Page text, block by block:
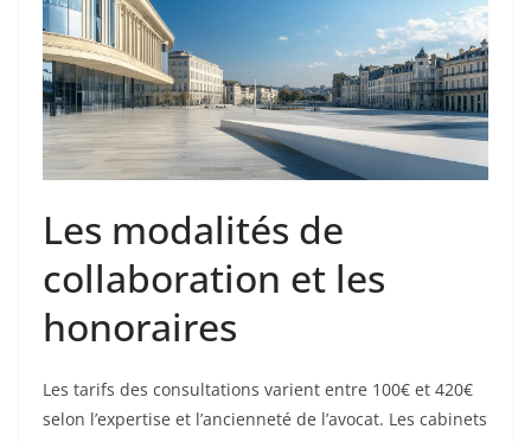
Les modalités de
collaboration et les
honoraires
Les tarifs des consultations varient entre 100€ et 420€
selon l’expertise et l’ancienneté de l’avocat. Les cabinets